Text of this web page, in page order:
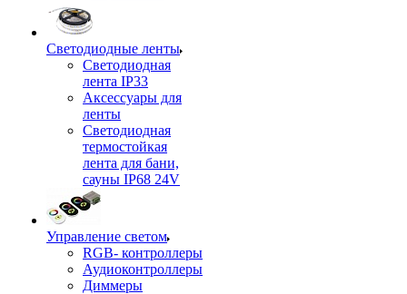
Светодиодные ленты
Светодиодная
лента IP33
Аксессуары для
ленты
Светодиодная
термостойкая
лента для бани,
сауны IP68 24V
Управление светом
RGB- контроллеры
Аудиоконтроллеры
Диммеры